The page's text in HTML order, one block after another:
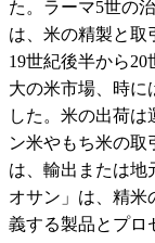
た。ラーマ5世の
は、米の精製と取
19世紀後半から
大の米市場、時に
した。米の出荷は
ン米やもち米の取
は、輸出または地
オサン」は、精米
義する製品とプロ